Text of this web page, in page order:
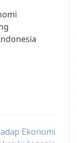
Ekonomi